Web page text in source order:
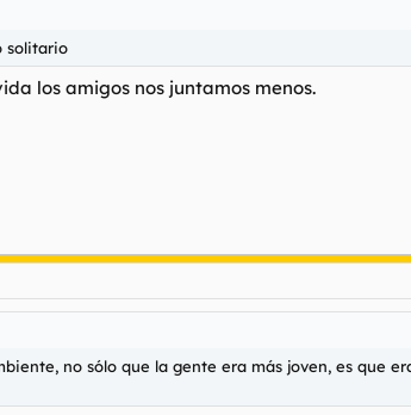
solitario
los amigos nos juntamos menos.
no sólo que la gente era más joven, es que